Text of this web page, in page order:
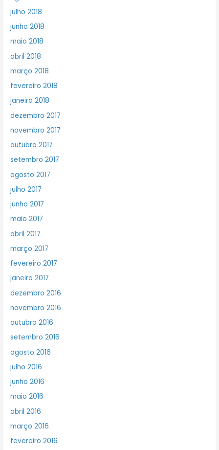
julho 2018
junho 2018
maio 2018
abril 2018
março 2018
fevereiro 2018
janeiro 2018
dezembro 2017
novembro 2017
outubro 2017
setembro 2017
agosto 2017
julho 2017
junho 2017
maio 2017
abril 2017
março 2017
fevereiro 2017
janeiro 2017
dezembro 2016
novembro 2016
outubro 2016
setembro 2016
agosto 2016
julho 2016
junho 2016
maio 2016
abril 2016
março 2016
fevereiro 2016